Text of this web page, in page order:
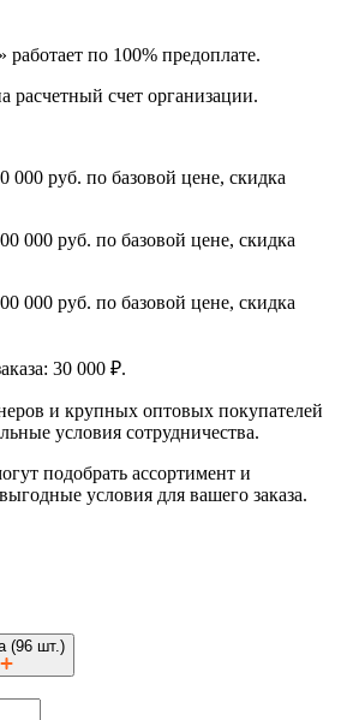
по 100% предоплате.
расчетный счет организации.
000 руб. по базовой цене, скидка
000 руб. по базовой цене, скидка
000 руб. по базовой цене, скидка
30 000 ₽.
и крупных оптовых покупателей
условия сотрудничества.
подобрать ассортимент и
условия для вашего заказа.
(96 шт.)